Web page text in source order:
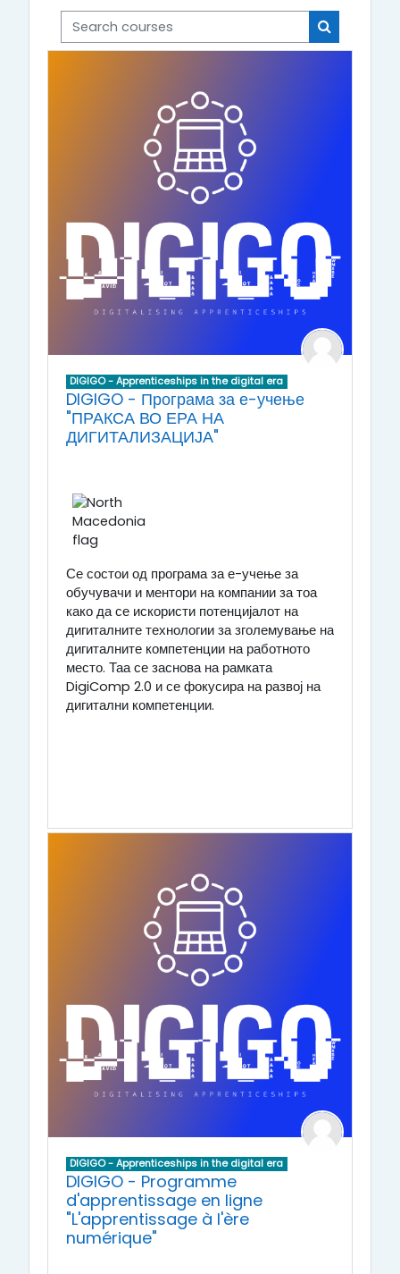
Search courses
Search
DIGIGO - Apprenticeships in the digital era
DIGIGO - Програма за е-учење
"ПРАКСА ВО ЕРА НА
ДИГИТАЛИЗАЦИЈА"
Се состои од програма за е-учење за
обучувачи и ментори на компании за тоа
како да се искористи потенцијалот на
дигиталните технологии за зголемување на
дигиталните компетенции на работното
место. Таа се заснова на рамката
DigiComp 2.0 и се фокусира на развој на
дигитални компетенции.
DIGIGO - Apprenticeships in the digital era
DIGIGO - Programme
d'apprentissage en ligne
"L'apprentissage à l'ère
numérique"